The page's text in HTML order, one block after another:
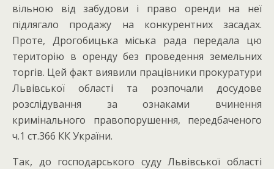
вільною від забудови і право оренди на неї
підлягало продажу на конкурентних засадах.
Проте, Дрогобицька міська рада передала цю
територію в оренду без проведення земельних
торгів. Цей факт виявили працівники прокуратури
Львівської області та розпочали досудове
розслідування за ознаками вчинення
кримінального правопорушення, передбаченого
ч.1 ст.366 КК України.
Так, до господарського суду Львівської області